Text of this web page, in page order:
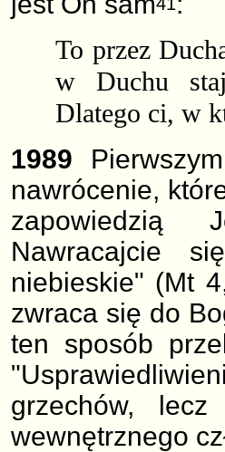
To przez
w Duchu
Dlatego ci, w
1989
nawrócenie,
zapowiedzią
Nawracajcie
niebieskie" (Mt
zwraca się do
ten sposób
grzechów,
wewnętrznego